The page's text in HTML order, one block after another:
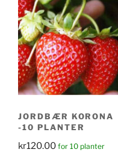
JORDBÆR KORONA
-10 PLANTER
kr120.00 for 10 planter